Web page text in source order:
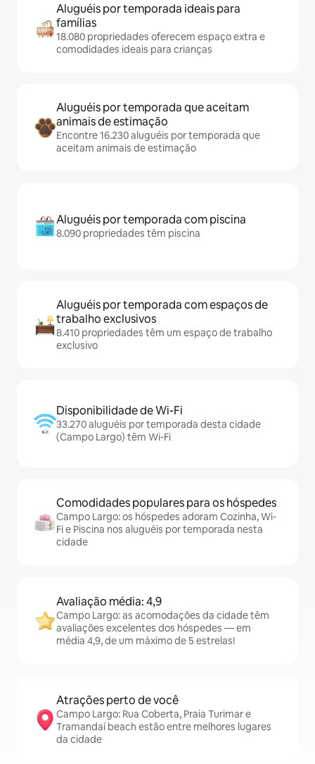
Aluguéis por temporada ideais para
famílias
18.080 propriedades oferecem espaço extra e
comodidades ideais para crianças
Aluguéis por temporada que aceitam
animais de estimação
Encontre 16.230 aluguéis por temporada que
aceitam animais de estimação
Aluguéis por temporada com piscina
8.090 propriedades têm piscina
Aluguéis por temporada com espaços de
trabalho exclusivos
8.410 propriedades têm um espaço de trabalho
exclusivo
Disponibilidade de Wi-Fi
33.270 aluguéis por temporada desta cidade
(Campo Largo) têm Wi-Fi
Comodidades populares para os hóspedes
Campo Largo: os hóspedes adoram Cozinha, Wi-
Fi e Piscina nos aluguéis por temporada nesta
cidade
Avaliação média: 4,9
Campo Largo: as acomodações da cidade têm
avaliações excelentes dos hóspedes — em
média 4,9, de um máximo de 5 estrelas!
Atrações perto de você
Campo Largo: Rua Coberta, Praia Turimar e
Tramandaí beach estão entre melhores lugares
da cidade